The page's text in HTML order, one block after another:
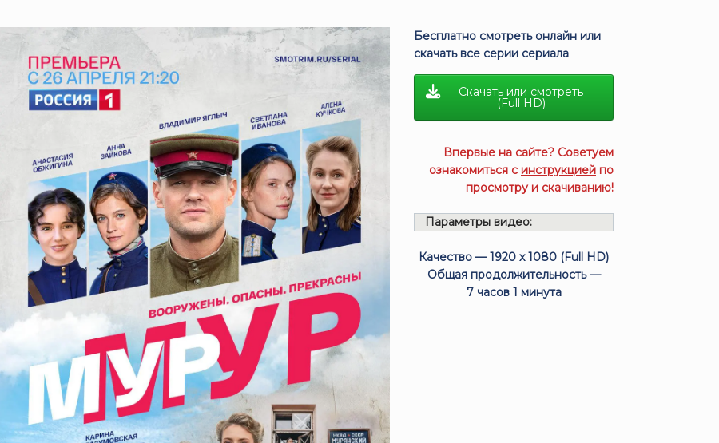
Бесплатно смотреть онлайн или
скачать все серии сериала
Скачать или смотреть
(Full HD)
Впервые на сайте? Советуем
ознакомиться с инструкцией по
просмотру и скачиванию!
Параметры видео:
Качество — 1920 x 1080 (Full HD)
Общая продолжительность —
7 часов 1 минута